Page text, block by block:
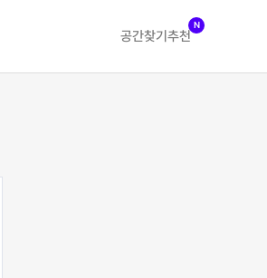
공간찾기 추천
N